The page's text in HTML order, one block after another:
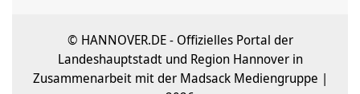
© HANNOVER.DE - Offizielles Portal der
Landeshauptstadt und Region Hannover in
Zusammenarbeit mit der Madsack Mediengruppe |